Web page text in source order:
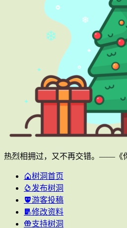
热烈相拥过，又不再交错。——《
树洞首页
发布树洞
游客投稿
修改资料
支持树洞